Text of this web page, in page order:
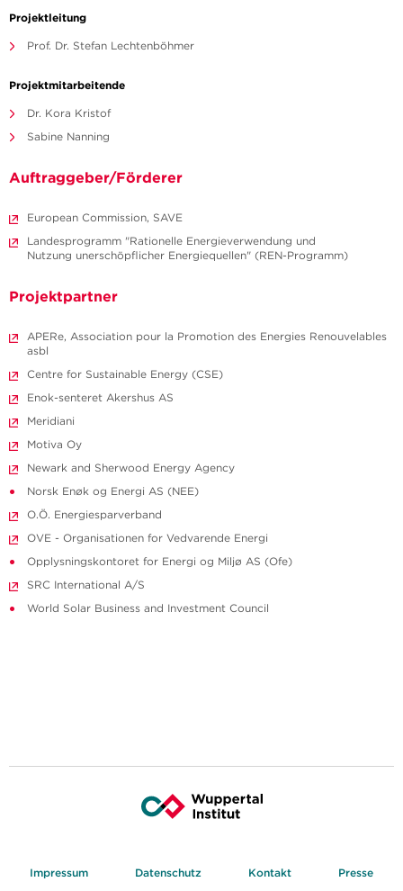
Projektleitung
Prof. Dr. Stefan Lechtenböhmer
Projektmitarbeitende
Dr. Kora Kristof
Sabine Nanning
Auftraggeber/Förderer
European Commission, SAVE
Landesprogramm "Rationelle Energieverwendung und
Nutzung unerschöpflicher Energiequellen" (REN-Programm)
Projektpartner
APERe, Association pour la Promotion des Energies Renouvelables
asbl
Centre for Sustainable Energy (CSE)
Enok-senteret Akershus AS
Meridiani
Motiva Oy
Newark and Sherwood Energy Agency
Norsk Enøk og Energi AS (NEE)
O.Ö. Energiesparverband
OVE - Organisationen for Vedvarende Energi
Opplysningskontoret for Energi og Miljø AS (Ofe)
SRC International A/S
World Solar Business and Investment Council
Impressum Datenschutz Kontakt Presse